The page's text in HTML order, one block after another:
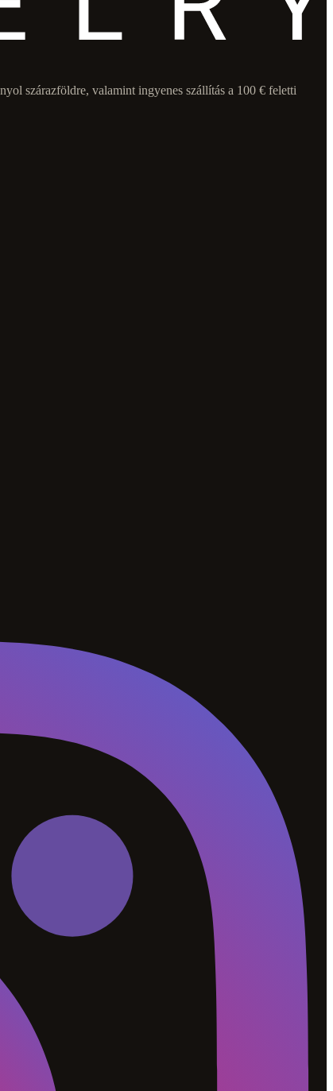
szárazföldre, valamint ingyenes szállítás a 100 € feletti